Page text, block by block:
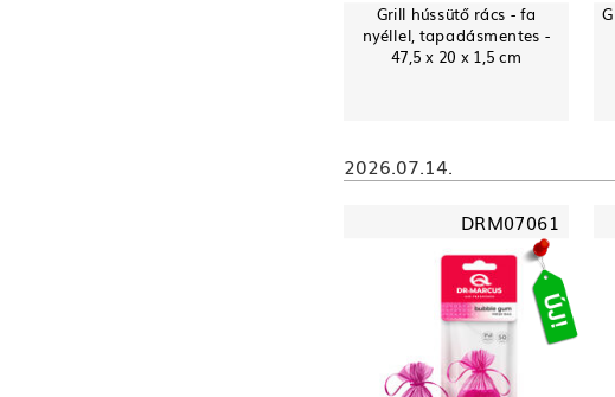
Grill hússütő rács - fa
nyéllel, tapadásmentes -
47,5 x 20 x 1,5 cm
2026.07.14.
DRM07061